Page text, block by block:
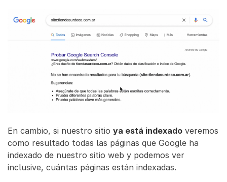
En cambio, si nuestro sitio ya está indexado veremos
como resultado todas las páginas que Google ha
indexado de nuestro sitio web y podemos ver
inclusive, cuántas páginas están indexadas.